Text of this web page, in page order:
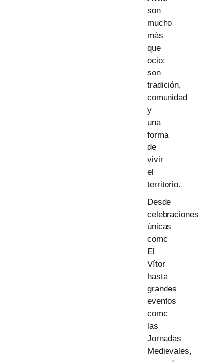
son
mucho
más
que
ocio:
son
tradición,
comunidad
y
una
forma
de
vivir
el
territorio.
Desde
celebraciones
únicas
como
El
Vítor
hasta
grandes
eventos
como
las
Jornadas
Medievales,